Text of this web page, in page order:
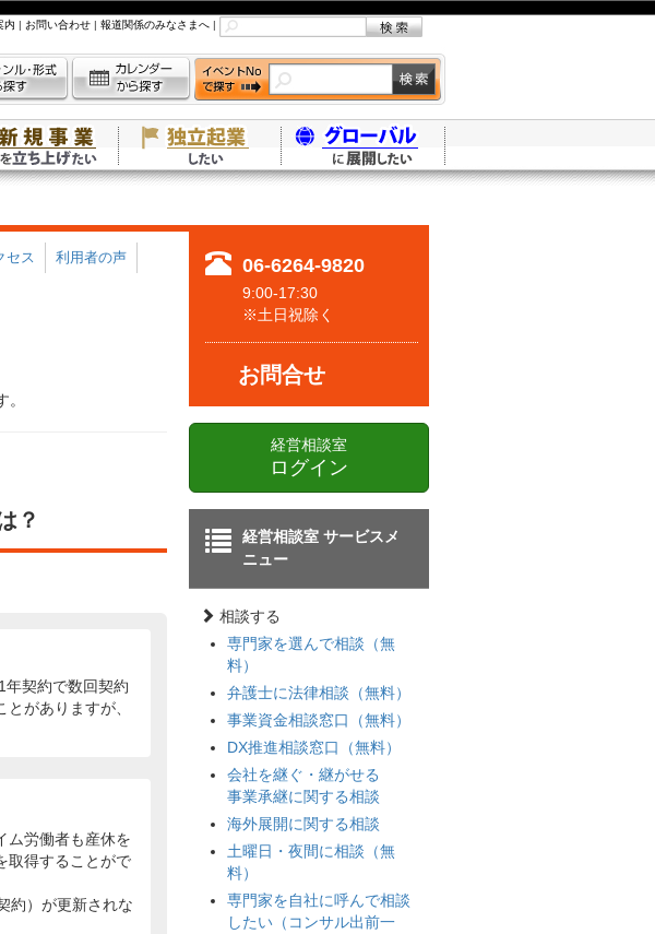
内 | お問い合わせ | 報道関係のみなさまへ |
セス 利用者の声
？
契約で数回契約
がありますが、
ム労働者も産休を
取得することがで
約）が更新されな
06-6264-9820
9:00-17:30
※土日祝除く
お問合せ
経営相談室
ログイン
経営相談室 サービスメ
ニュー
相談する
専門家を選んで相談（無
料）
弁護士に法律相談（無料）
事業資金相談窓口（無料）
DX推進相談窓口（無料）
会社を継ぐ・継がせる
事業承継に関する相談
海外展開に関する相談
土曜日・夜間に相談（無
料）
専門家を自社に呼んで相談
したい（コンサル出前一